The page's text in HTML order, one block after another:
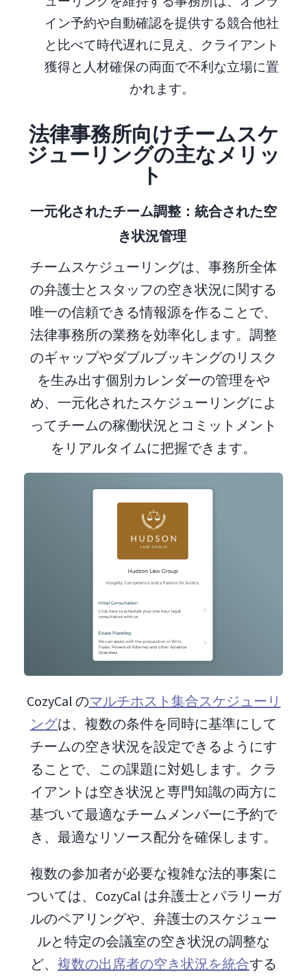
イン予約や自動確認を提供する競合他社
と比べて時代遅れに見え、クライアント
獲得と人材確保の両面で不利な立場に置
かれます。
法律事務所向けチームスケ
ジューリングの主なメリッ
ト
一元化されたチーム調整：統合された空
き状況管理
チームスケジューリングは、事務所全体
の弁護士とスタッフの空き状況に関する
唯一の信頼できる情報源を作ることで、
法律事務所の業務を効率化します。調整
のギャップやダブルブッキングのリスク
を生み出す個別カレンダーの管理をや
め、一元化されたスケジューリングによ
ってチームの稼働状況とコミットメント
をリアルタイムに把握できます。
CozyCal のマルチホスト集合スケジューリ
ングは、複数の条件を同時に基準にして
チームの空き状況を設定できるようにす
ることで、この課題に対処します。クラ
イアントは空き状況と専門知識の両方に
基づいて最適なチームメンバーに予約で
き、最適なリソース配分を確保します。
複数の参加者が必要な複雑な法的事案に
ついては、CozyCal は弁護士とパラリーガ
ルのペアリングや、弁護士のスケジュー
ルと特定の会議室の空き状況の調整な
ど、 複数の出席者の空き状況を統合する